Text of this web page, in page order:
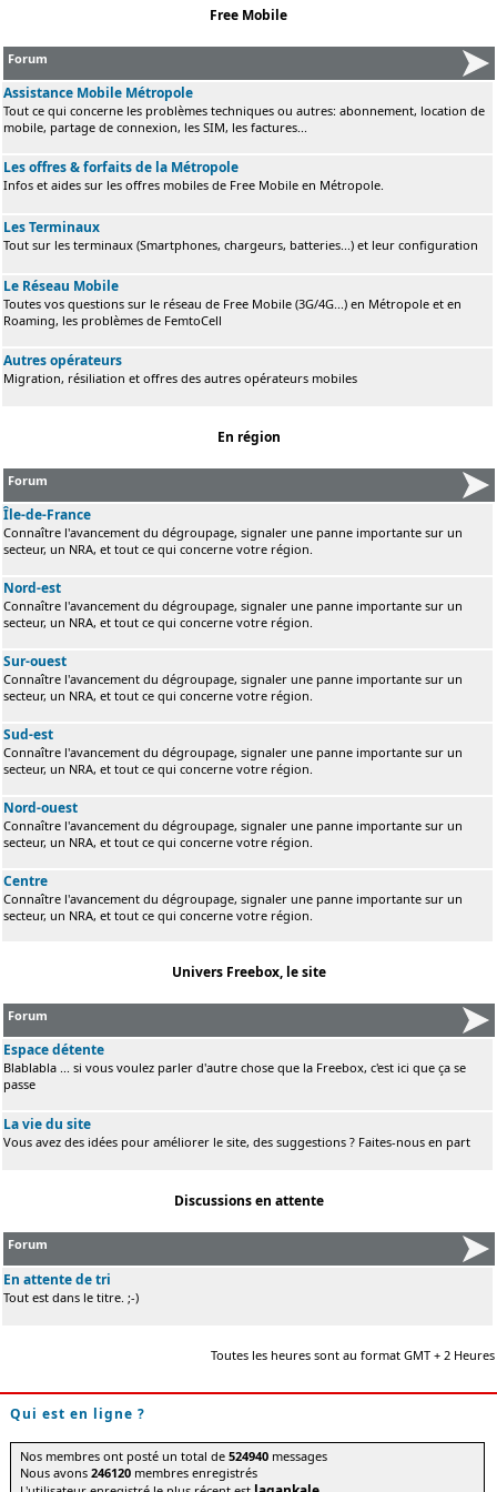
Free Mobile
Forum
Assistance Mobile Métropole
Tout ce qui concerne les problèmes techniques ou autres: abonnement, location de
mobile, partage de connexion, les SIM, les factures...
Les offres & forfaits de la Métropole
Infos et aides sur les offres mobiles de Free Mobile en Métropole.
Les Terminaux
Tout sur les terminaux (Smartphones, chargeurs, batteries...) et leur configuration
Le Réseau Mobile
Toutes vos questions sur le réseau de Free Mobile (3G/4G...) en Métropole et en
Roaming, les problèmes de FemtoCell
Autres opérateurs
Migration, résiliation et offres des autres opérateurs mobiles
En région
Forum
Île-de-France
Connaître l'avancement du dégroupage, signaler une panne importante sur un
secteur, un NRA, et tout ce qui concerne votre région.
Nord-est
Connaître l'avancement du dégroupage, signaler une panne importante sur un
secteur, un NRA, et tout ce qui concerne votre région.
Sur-ouest
Connaître l'avancement du dégroupage, signaler une panne importante sur un
secteur, un NRA, et tout ce qui concerne votre région.
Sud-est
Connaître l'avancement du dégroupage, signaler une panne importante sur un
secteur, un NRA, et tout ce qui concerne votre région.
Nord-ouest
Connaître l'avancement du dégroupage, signaler une panne importante sur un
secteur, un NRA, et tout ce qui concerne votre région.
Centre
Connaître l'avancement du dégroupage, signaler une panne importante sur un
secteur, un NRA, et tout ce qui concerne votre région.
Univers Freebox, le site
Forum
Espace détente
Blablabla ... si vous voulez parler d'autre chose que la Freebox, c'est ici que ça se
passe
La vie du site
Vous avez des idées pour améliorer le site, des suggestions ? Faites-nous en part
Discussions en attente
Forum
En attente de tri
Tout est dans le titre. ;-)
Toutes les heures sont au format GMT + 2 Heures
Qui est en ligne ?
Nos membres ont posté un total de524940 messages
Nous avons246120 membres enregistrés